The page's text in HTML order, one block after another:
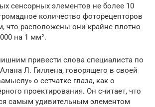
сенсорных элементов не более 10
количество фоторецепторов
что расположены они крайне плотно
на 1 мм².
привести слова специалиста по
Л. Гиллена, говорящего в своей
о сетчатке глаза, как о
проектирования. Он считает, что
самым удивительным элементом